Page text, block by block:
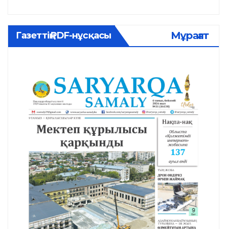
Газеттің PDF-нұсқасы Мұрағат